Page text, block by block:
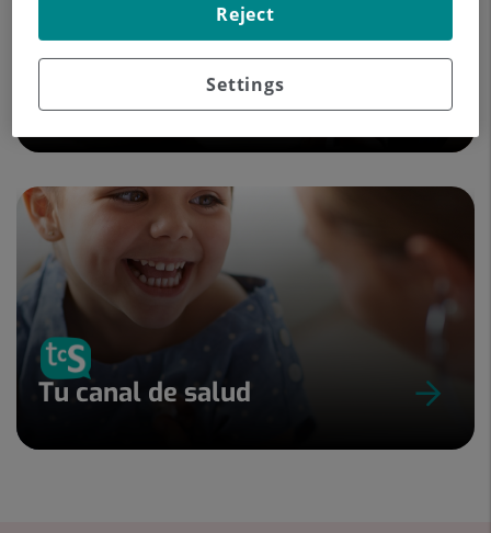
Nuestros blogs
Tu canal de salud
Settings
Reject